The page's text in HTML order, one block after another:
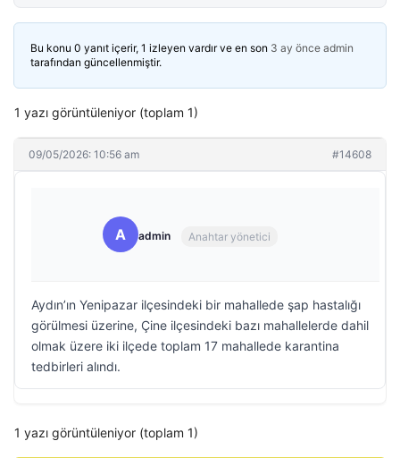
Bu konu 0 yanıt içerir, 1 izleyen vardır ve en son 3 ay önce admin
tarafından güncellenmiştir.
1 yazı görüntüleniyor (toplam 1)
09/05/2026: 10:56 am #14608
A admin Anahtar yönetici
Aydın’ın Yenipazar ilçesindeki bir mahallede şap hastalığı
görülmesi üzerine, Çine ilçesindeki bazı mahallelerde dahil
olmak üzere iki ilçede toplam 17 mahallede karantina
tedbirleri alındı.
1 yazı görüntüleniyor (toplam 1)